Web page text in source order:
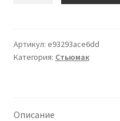
Boomers
David
Артикул: e93293ace6dd
Категория: Стьюмак
Описание